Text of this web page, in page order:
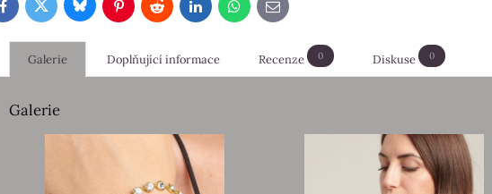
FacebookTwitterBlueskyPinterestRedditLinkedInWhatsApp
E-
mail
Galerie Doplňující informace Recenze 0 Diskuse 0
Galerie